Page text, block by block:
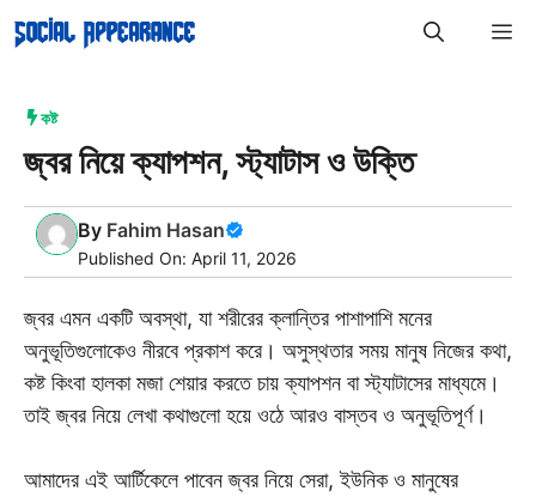
to
কষ্ট
জ্বর নিয়ে ক্যাপশন, স্ট্যাটাস ও উক্তি
By Fahim Hasan
Published On: April 11, 2026
জ্বর এমন একটি অবস্থা, যা শরীরের ক্লান্তির পাশাপাশি মনের
অনুভূতিগুলোকেও নীরবে প্রকাশ করে। অসুস্থতার সময় মানুষ নিজের কথা,
কষ্ট কিংবা হালকা মজা শেয়ার করতে চায় ক্যাপশন বা স্ট্যাটাসের মাধ্যমে।
তাই জ্বর নিয়ে লেখা কথাগুলো হয়ে ওঠে আরও বাস্তব ও অনুভূতিপূর্ণ।
আমাদের এই আর্টিকেলে পাবেন জ্বর নিয়ে সেরা, ইউনিক ও মানুষের